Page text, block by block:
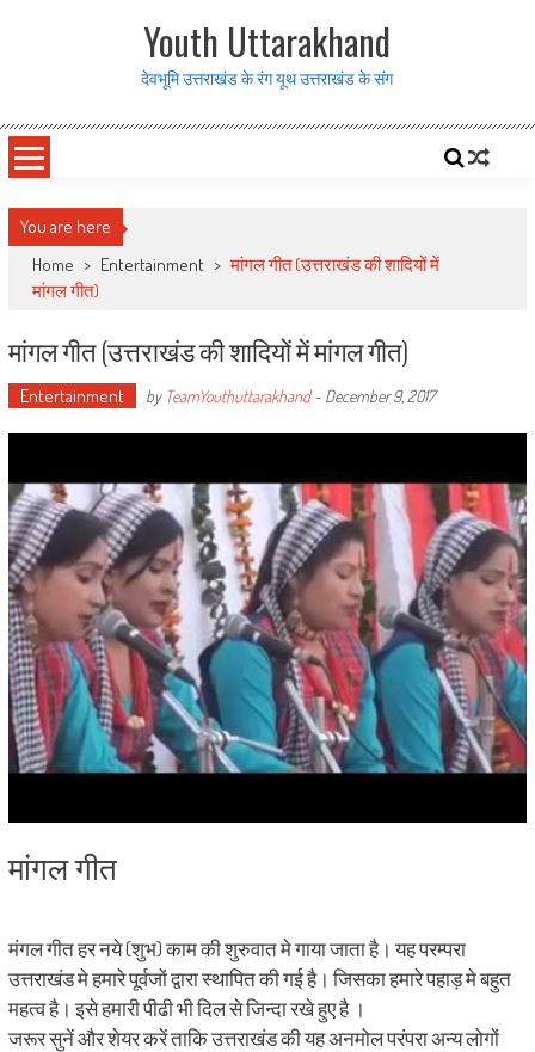
Youth Uttarakhand
देवभूमि उत्तराखंड के रंग यूथ उत्तराखंड के संग
You are here
Home > Entertainment > मांगल गीत (उत्तराखंड की शादियों में
मांगल गीत)
मांगल गीत (उत्तराखंड की शादियों में मांगल गीत)
Entertainment by TeamYouthuttarakhand- December 9, 2017
मांगल गीत
मंगल गीत हर नये (शुभ) काम की शुरुवात मे गाया जाता है। यह परम्परा
उत्तराखंड मे हमारे पूर्वजों द्वारा स्थापित की गई है। जिसका हमारे पहाड़ मे बहुत
महत्व है। इसे हमारी पीढी भी दिल से जिन्दा रखे हुए है ।
जरूर सुनें और शेयर करें ताकि उत्तराखंड की यह अनमोल परंपरा अन्य लोगों